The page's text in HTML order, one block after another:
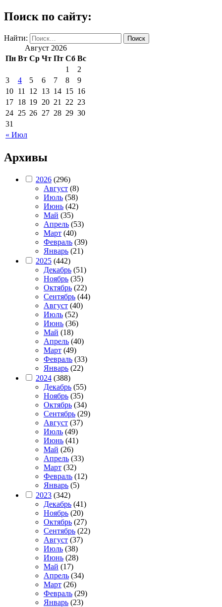
Поиск по сайту:
Найти:
Август 2026
Пн Вт Ср Чт Пт Сб Вс
« Июл
1
2
3
4 5 6 7 8
9
10 11 12 13 14 15 16
17 18 19 20 21 22 23
24 25 26 27 28 29 30
31
Архивы
2026 (296)
Август (8)
Июль (58)
Июнь (42)
Май (35)
Апрель (53)
Март (40)
Февраль (39)
Январь (21)
2025 (442)
Декабрь (51)
Ноябрь (35)
Октябрь (22)
Сентябрь (44)
Август (40)
Июль (52)
Июнь (36)
Май (18)
Апрель (40)
Март (49)
Февраль (33)
Январь (22)
2024 (388)
Декабрь (55)
Ноябрь (35)
Октябрь (34)
Сентябрь (29)
Август (37)
Июль (49)
Июнь (41)
Май (26)
Апрель (33)
Март (32)
Февраль (12)
Январь (5)
2023 (342)
Декабрь (41)
Ноябрь (20)
Октябрь (27)
Сентябрь (22)
Август (37)
Июль (38)
Июнь (28)
Май (17)
Апрель (34)
Март (26)
Февраль (29)
Январь (23)